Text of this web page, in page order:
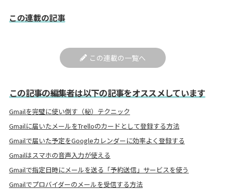
この連載の記事
この連載の一覧へ
この記事の編集者は以下の記事をオススメしています
Gmailを完璧に使い倒す（秘）テクニック
Gmailに届いたメールをTrelloのカードとして登録する方法
Gmailで届いた予定をGoogleカレンダーに効率よく登録する
Gmailはスマホの音声入力が使える
Gmailで指定日時にメールを送る「予約送信」サービスを使う
Gmailでプロバイダーのメールを受信する方法